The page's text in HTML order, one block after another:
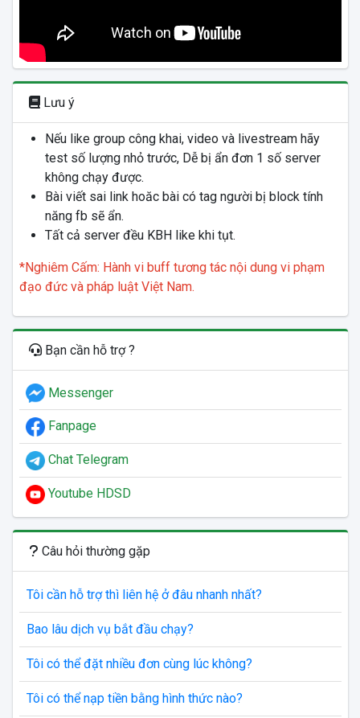
Lưu ý
Nếu like group công khai, video và livestream hãy
test số lượng nhỏ trước, Dễ bị ẩn đơn 1 số server
không chạy được.
Bài viết sai link hoăc bài có tag người bị block tính
năng fb sẽ ẩn.
Tất cả server đều KBH like khi tụt.
*Nghiêm Cấm: Hành vi buff tương tác nội dung vi phạm
đạo đức và pháp luật Việt Nam.
Bạn cần hỗ trợ ?
Messenger
Fanpage
Chat Telegram
Youtube HDSD
Câu hỏi thường gặp
Tôi cần hỗ trợ thì liên hệ ở đâu nhanh nhất?
Bao lâu dịch vụ bắt đầu chạy?
Tôi có thể đặt nhiều đơn cùng lúc không?
Tôi có thể nạp tiền bằng hình thức nào?